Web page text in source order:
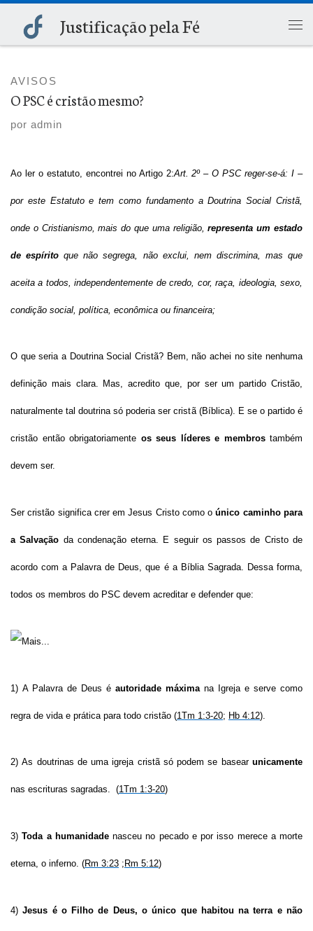
Skip to contentJustificação pela Fé
AVISOS
O PSC é cristão mesmo?
por admin
Ao ler o estatuto, encontrei no Artigo 2:Art. 2º – O PSC reger-se-á: I –
por este Estatuto e tem como fundamento a Doutrina Social Cristã,
onde o Cristianismo, mais do que uma religião,representa um estado
de espírito que não segrega, não exclui, nem discrimina, mas que
aceita a todos, independentemente de credo, cor, raça, ideologia, sexo,
condição social, política, econômica ou financeira;
O que seria a Doutrina Social Cristã? Bem, não achei no site nenhuma
definição mais clara. Mas, acredito que, por ser um partido Cristão,
naturalmente tal doutrina só poderia ser cristã (Bíblica). E se o partido é
cristão então obrigatoriamente os seus líderes e membrostambém
devem ser.
Ser cristão significa crer em Jesus Cristo como oúnico caminho para
a Salvação da condenação eterna. E seguir os passos de Cristo de
acordo com a Palavra de Deus, que é a Bíblia Sagrada. Dessa forma,
todos os membros do PSC devem acreditar e defender que:
1) A Palavra de Deus é autoridade máxima na Igreja e serve como
regra de vida e prática para todo cristão (1Tm 1:3-20; Hb 4:12).
2) As doutrinas de uma igreja cristã só podem se basear unicamente
nas escrituras sagradas. (1Tm 1:3-20)
3)Toda a humanidadenasceu no pecado e por isso merece a morte
eterna, o inferno. (Rm 3:23 ; Rm 5:12)
4)Jesus é o Filho de Deus, o único que habitou na terra e não